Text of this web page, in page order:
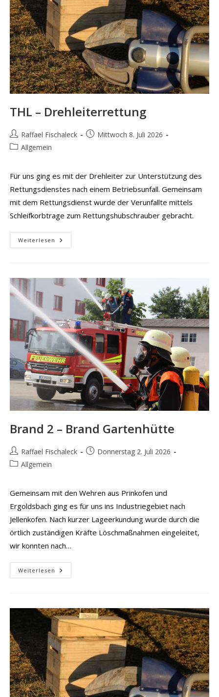
THL – Drehleiterrettung
Beitrags-
Autor:
Raffael Fischaleck
BeitragMittwoch 8. Juli 2026
Beitrags-
Allgemein
Für uns ging es mit der Drehleiter zur Unterstützung des
Rettungsdienstes nach einem Betriebsunfall. Gemeinsam
mit dem Rettungsdienst wurde der Verunfallte mittels
Schleifkorbtrage zum Rettungshubschrauber gebracht.
Weiterlesen THL
–
Brand 2 – Brand Gartenhütte
Beitrags-
Autor:
Raffael Fischaleck
BeitragDonnerstag 2. Juli 2026
Beitrags-
Allgemein
Gemeinsam mit den Wehren aus Prinkofen und
Ergoldsbach ging es für uns ins Industriegebiet nach
Jellenkofen. Nach kurzer Lageerkundung wurde durch die
örtlich zuständigen Kräfte Löschmaßnahmen eingeleitet,
wir konnten nach…
Weiterlesen Brand
2